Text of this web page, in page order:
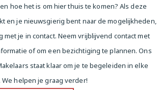
hoe het is om hier thuis te komen? Als deze
en je nieuwsgierig bent naar de mogelijkheden,
met je in contact. Neem vrijblijvend contact met
of om een bezichtiging te plannen. Ons
staat klaar om je te begeleiden in elke
helpen je graag verder!